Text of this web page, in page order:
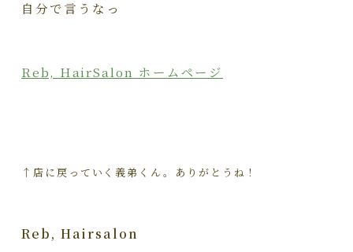
自分で言うなっ
Reb, HairSalon ホームページ
↑店に戻っていく義弟くん。ありがとうね！
Reb, Hairsalon